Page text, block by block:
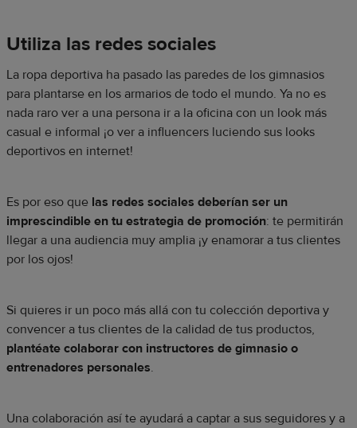
Utiliza las redes sociales
La ropa deportiva ha pasado las paredes de los gimnasios
para plantarse en los armarios de todo el mundo. Ya no es
nada raro ver a una persona ir a la oficina con un look más
casual e informal ¡o ver a influencers luciendo sus looks
deportivos en internet!
Es por eso que las redes sociales deberían ser un
imprescindible en tu estrategia de promoción: te permitirán
llegar a una audiencia muy amplia ¡y enamorar a tus clientes
por los ojos!
Si quieres ir un poco más allá con tu colección deportiva y
convencer a tus clientes de la calidad de tus productos,
plantéate colaborar con instructores de gimnasio o
entrenadores personales.
Una colaboración así te ayudará a captar a sus seguidores y a